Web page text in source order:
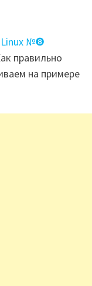
Linux №❽
правильно
на примере